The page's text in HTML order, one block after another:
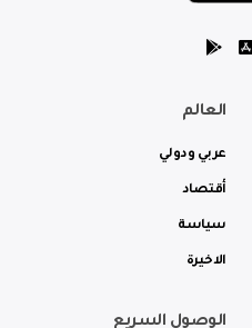
العالم
عربي ودولي
أقتصاد
سياسة
الاخيرة
الوصول السريع